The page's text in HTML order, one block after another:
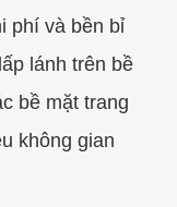
phí và bền bỉ
lánh trên bề
bề mặt trang
không gian